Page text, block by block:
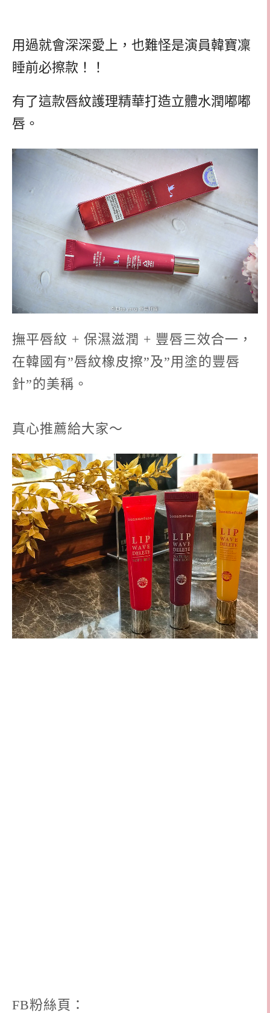
用過就會深深愛上，也難怪是演員韓寶凜
睡前必擦款！！
有了這款唇紋護理精華打造立體水潤嘟嘟
唇。
撫平唇紋 + 保濕滋潤 + 豐唇三效合一，
在韓國有”唇紋橡皮擦”及”用塗的豐唇
針”的美稱。
真心推薦給大家～
FB粉絲頁：